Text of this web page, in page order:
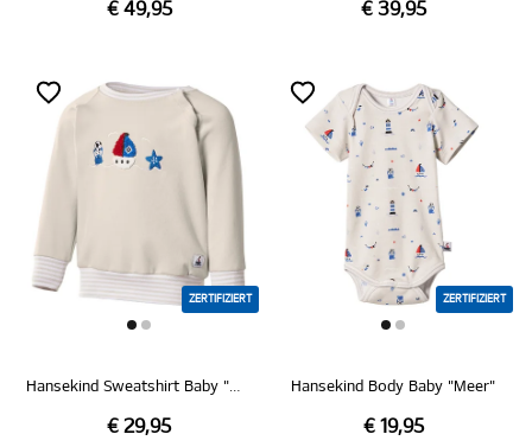
€ 49,95 € 39,95
ZERTIFIZIERT
Hansekind Sweatshirt Baby "Meer"
€ 29,95
ZERTIFIZIERT
Hansekind Body Baby "Meer"
€ 19,95